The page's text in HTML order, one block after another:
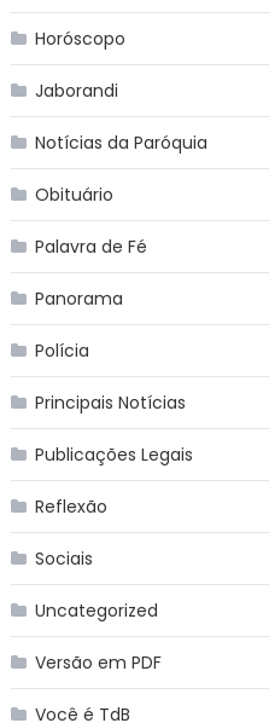
Horóscopo
Jaborandi
Notícias da Paróquia
Obituário
Palavra de Fé
Panorama
Polícia
Principais Notícias
Publicações Legais
Reflexão
Sociais
Uncategorized
Versão em PDF
Você é TdB